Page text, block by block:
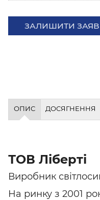
ЗАЛИШИТИ
ОПИС ДОСЯГНЕННЯ
ТОВ Ліберті
Виробник
На ринку з 2001